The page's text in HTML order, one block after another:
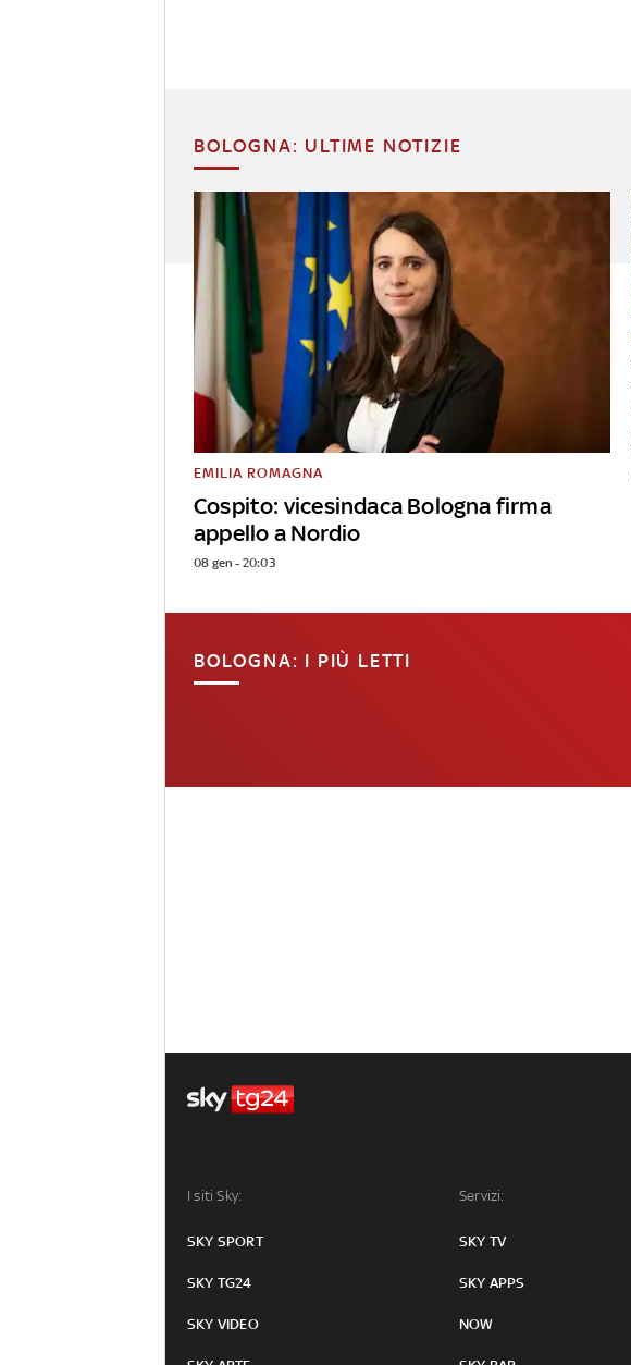
BOLOGNA: ULTIME NOTIZIE
Cospito: vicesindaca Bologna firma
appello a Nordio
EMILIA ROMAGNA
08 gen - 20:03
BOLOGNA: I PIÙ LETTI
I siti Sky:
SKY SPORT
SKY TG24
SKY VIDEO
Servizi:
SKY TV
SKY APPS
NOW